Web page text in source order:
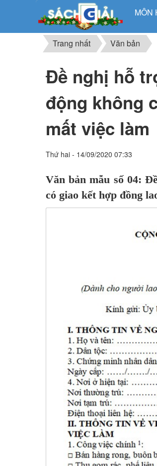
MÔN
Trang nhất Văn bản
Đề nghị hỗ
động không
mất việc làm
Thứ hai - 14/09/2020 07:33
Văn bản mẫu số 04:
có giao kết hợp đồng